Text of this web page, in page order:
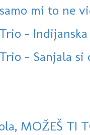
mi to ne
-
- Sanjala
MOŽEŠ TI